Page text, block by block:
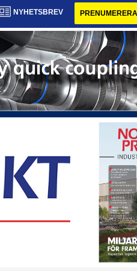
NYHETSBREV PRENUMERERA